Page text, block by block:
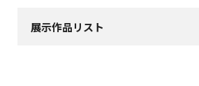
展示作品リスト